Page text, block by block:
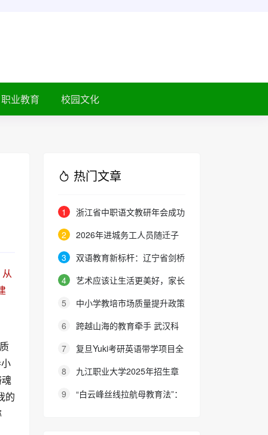
职业教育 校园文化
的
热门文章
1
浙江省中职语文教研年会成功
举办：聚焦素养本位，共探职教语
2
2026年进城务工人员随迁子
女在京参加高等职业学校招生考试
3
双语教育新标杆：辽宁省剑桥
英语考务中心与大连金普新区华美
范学校
4
艺术应该让生活更美好，家长
的态度就是最好的审美教育！
5
中小学教培市场质量提升政策
建议
6
跨越山海的教育牵手 武汉科
大联合西班牙顶尖名校办学院，首
7
复旦Yuki考研英语带学项目全
新升级：27班型满足多元需求，协
8
九江职业大学2025年招生章
程
9
“白云峰丝线拉航母教育法”：